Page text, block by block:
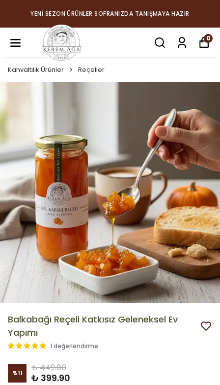
YENİ SEZON ÜRÜNLER SOFRANIZDA TANIŞMAYA HAZIR
0
Kahvaltılık Ürünler Reçeller
Balkabağı Reçeli Katkısız Geleneksel Ev
Yapımı
1 değerlendirme
%11 ₺ 449.00
₺ 399.90